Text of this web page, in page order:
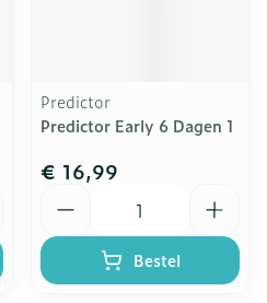
Predictor
Predictor Early 6 Dagen 1
€ 16,99
Bestel